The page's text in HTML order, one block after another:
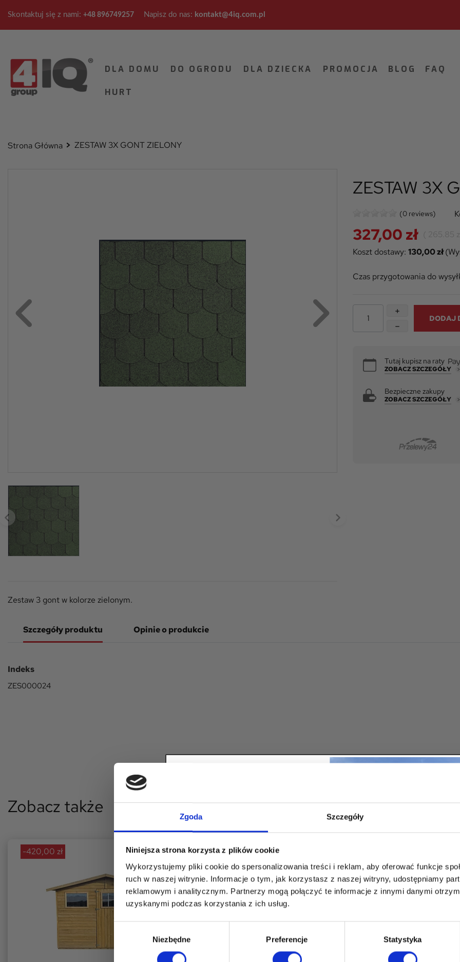
Zgoda Szczegóły
Niniejsza strona korzysta z plików cookie
Wykorzystujemy pliki cookie do spersonalizowania treści i reklam, aby oferować funkcje
ruch w naszej witrynie. Informacje o tym, jak korzystasz z naszej witryny, udostępniamy
reklamowym i analitycznym. Partnerzy mogą połączyć te informacje z innymi danymi
uzyskanymi podczas korzystania z ich usług.
Niezbędne Preferencje Statystyka
Skontaktuj się z nami: +48 896749257 Napisz do nas: kontakt@4iq.com.pl
DLA DOMU DO OGRODU DLA DZIECKA PROMOCJA BLOG FAQ
HURT
Strona Główna ZESTAW 3X GONT ZIELONY
Zestaw 3 gont w kolorze zielonym.
ZESTAW 3X
(0 reviews)
327,00 zł ( 265.85
Koszt dostawy: 130,00 zł
Czas przygotowania do
DODAJ
Tutaj kupisz na raty
ZOBACZ SZCZEGÓŁY
Bezpieczne zakupy
ZOBACZ SZCZEGÓŁY
Szczegóły produktu Opinie o produkcie
Indeks
ZES000024
Zobacz także
-420,00 zł
Zapisz się na newsletter
i odbierz
RABAT -5%
na pierwsze zakupy!
danych osobowych w celach marketingowych
przez firmę 4iQ Group Sp. z o. o., zgodnie z
danych osobowych, w tym na przesyłanie
informacji handlowych drogą elektroniczną.